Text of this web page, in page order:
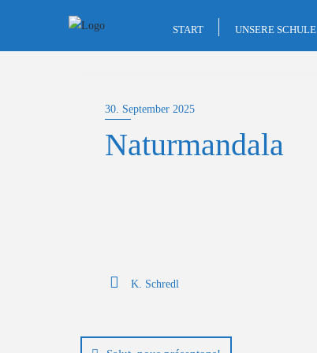
content
START UNSERE SCHULE
30. September 2025
Naturmandala
K. Schredl